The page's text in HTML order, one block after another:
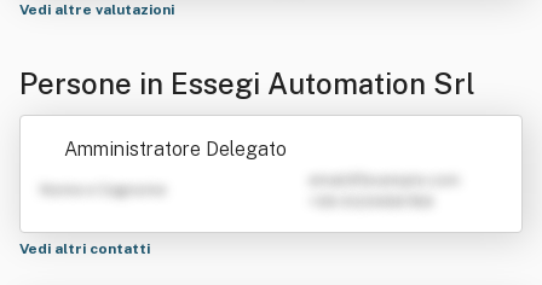
Vedi altre valutazioni
Persone in Essegi Automation Srl
Amministratore Delegato
Nome e Cognome
Vedi altri contatti